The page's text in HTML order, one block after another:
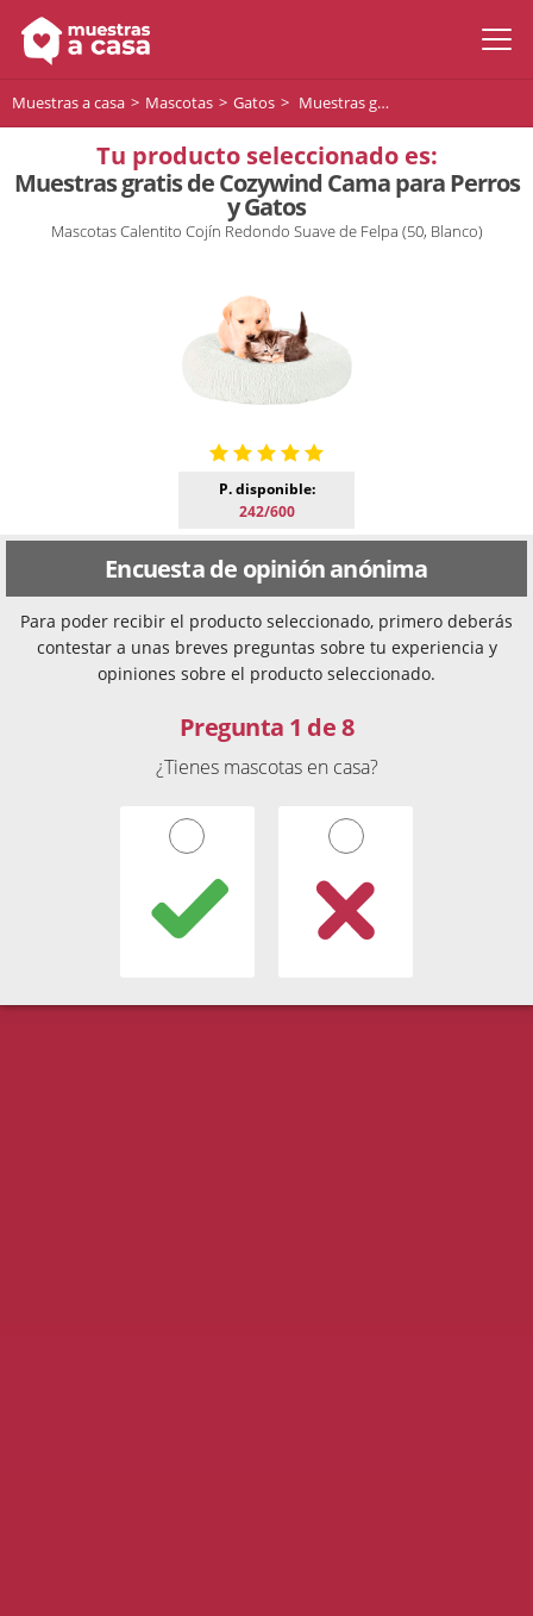
Muestras a casa Mascotas Gatos Muestras gratis de Cozywind Cama para Perros y Gatos
Tu producto seleccionado es:
Muestras gratis de Cozywind Cama para Perros
y Gatos
Mascotas Calentito Cojín Redondo Suave de Felpa (50, Blanco)
P. disponible:
242/600
Encuesta de opinión anónima
Para poder recibir el producto seleccionado, primero deberás
contestar a unas breves preguntas sobre tu experiencia y
opiniones sobre el producto seleccionado.
Pregunta 1 de 8
¿Tienes mascotas en casa?